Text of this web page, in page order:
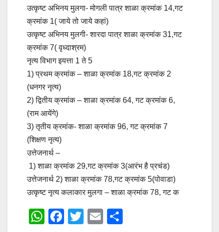
उत्कृष्ट अभिनय मुलगा- मोगली पात्र शाळा क्रमांक 14,गट
क्रमांक 1( जाये तो जाये कहां)
उत्कृष्ट अभिनय मुलगी- शारदा पात्र शाळा क्रमांक 31,गट
क्रमांक 7( वृध्दाश्रम)
नृत्य विभाग इयत्ता 1 ते 5
1) प्रथम क्रमांक – शाळा क्रमांक 18,गट क्रमांक 2
(धनगर नृत्य)
2) द्वितीय क्रमांक – शाळा क्रमांक 64, गट क्रमांक 6,
(राम आयेंगे)
3) तृतीय क्रमांक- शाळा क्रमांक 96, गट क्रमांक 7
(शिक्षण नृत्य)
उत्तेजनार्थ –
1) शाळा क्रमांक 29,गट क्रमांक 3(आरंभ है प्रचंड)
उत्तेजनार्थ 2) शाळा क्रमांक 78,गट क्रमांक 5(पोवाडा)
उत्कृष्ट नृत्य कलाकार मुलगा – शाळा क्रमांक 78, गट क
W
F
T
E